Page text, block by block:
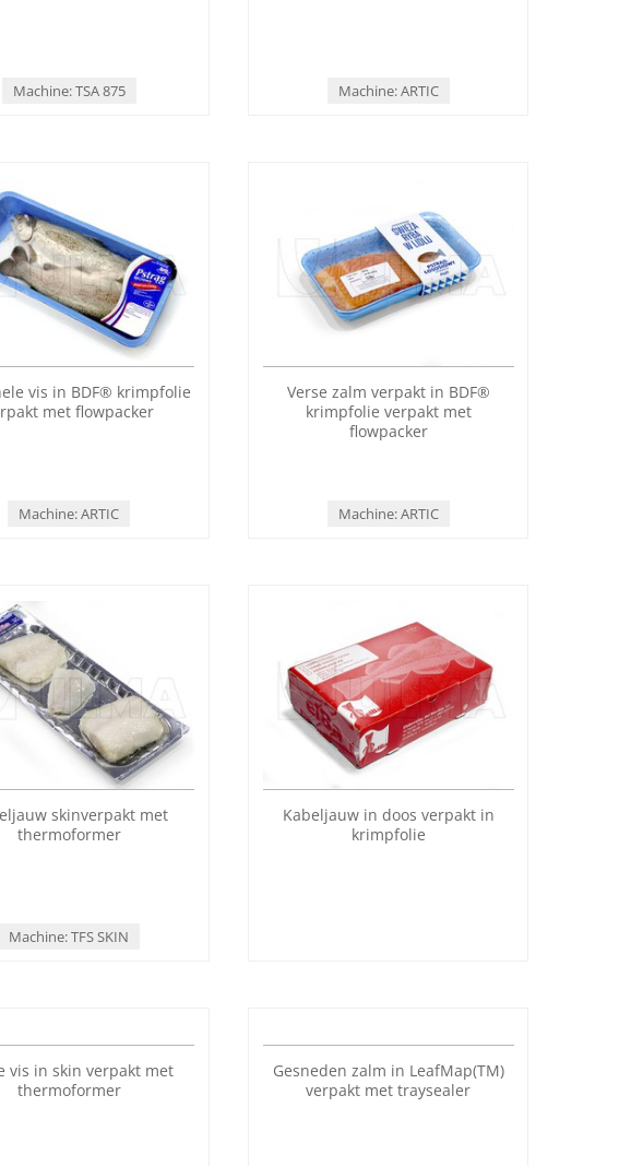
Machine: TSA 875 Machine: ARTIC
vis in BDF® krimpfolie
met flowpacker
Machine: ARTIC
Verse zalm verpakt in BDF®
krimpfolie verpakt met
flowpacker
Machine: ARTIC
skinverpakt met
thermoformer
Machine: TFS SKIN
Kabeljauw in doos verpakt in
krimpfolie